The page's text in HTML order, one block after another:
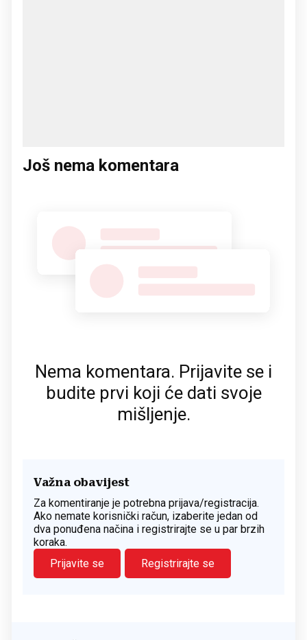
Još nema komentara
Nema komentara. Prijavite se i
budite prvi koji će dati svoje
mišljenje.
Važna obavijest
Za komentiranje je potrebna prijava/registracija.
Ako nemate korisnički račun, izaberite jedan od
dva ponuđena načina i registrirajte se u par brzih
koraka.
Prijavite se
Registrirajte se